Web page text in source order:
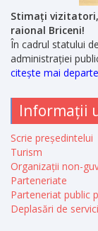
Stimați
raional Briceni!
În cadrul statului
administrației
citește mai departe
Informații
Scrie președintelui
Turism
Organizații non-
Parteneriate
Parteneriat public
Deplasări de